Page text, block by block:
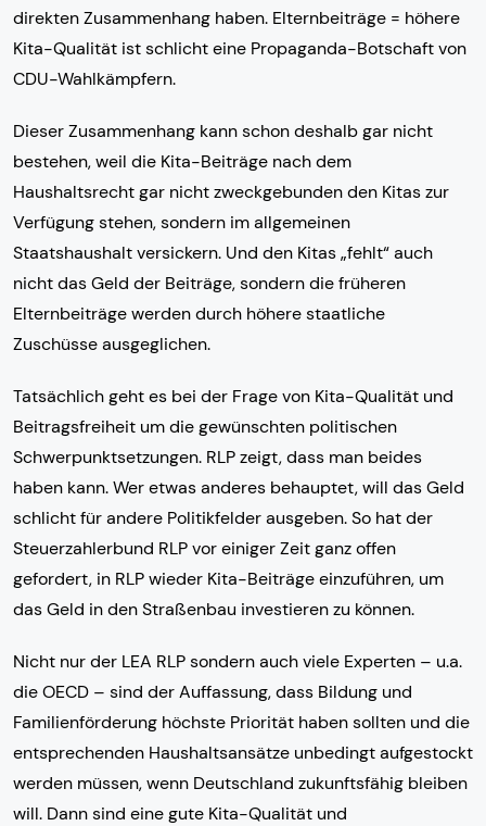
direkten Zusammenhang haben. Elternbeiträge = höhere
Kita-Qualität ist schlicht eine Propaganda-Botschaft von
CDU-Wahlkämpfern.
Dieser Zusammenhang kann schon deshalb gar nicht
bestehen, weil die Kita-Beiträge nach dem
Haushaltsrecht gar nicht zweckgebunden den Kitas zur
Verfügung stehen, sondern im allgemeinen
Staatshaushalt versickern. Und den Kitas „fehlt“ auch
nicht das Geld der Beiträge, sondern die früheren
Elternbeiträge werden durch höhere staatliche
Zuschüsse ausgeglichen.
Tatsächlich geht es bei der Frage von Kita-Qualität und
Beitragsfreiheit um die gewünschten politischen
Schwerpunktsetzungen. RLP zeigt, dass man beides
haben kann. Wer etwas anderes behauptet, will das Geld
schlicht für andere Politikfelder ausgeben. So hat der
Steuerzahlerbund RLP vor einiger Zeit ganz offen
gefordert, in RLP wieder Kita-Beiträge einzuführen, um
das Geld in den Straßenbau investieren zu können.
Nicht nur der LEA RLP sondern auch viele Experten – u.a.
die OECD – sind der Auffassung, dass Bildung und
Familienförderung höchste Priorität haben sollten und die
entsprechenden Haushaltsansätze unbedingt aufgestockt
werden müssen, wenn Deutschland zukunftsfähig bleiben
will. Dann sind eine gute Kita-Qualität und